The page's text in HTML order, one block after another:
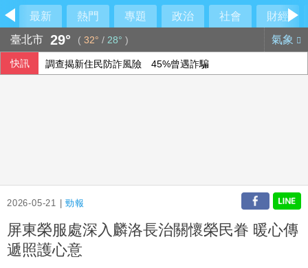
最新 熱門 專題 政治 社會
財經
臺北市 29° ( 32° / 28° ) 氣象
快訊 調查揭新住民防詐風險 45%曾遇詐騙
2026-05-21 |勁報
屏東榮服處深入麟洛長治關懷榮民眷 暖心傳
遞照護心意